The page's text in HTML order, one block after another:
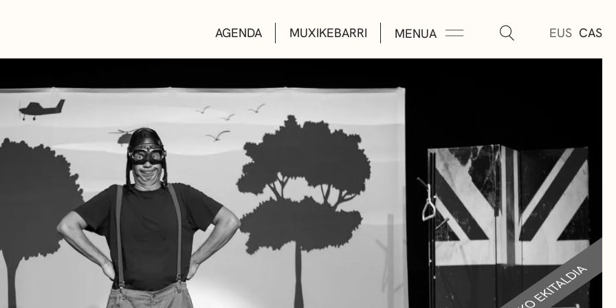
AGENDA MUXIKEBARRI MENUA EUS CAS
KULTUR ETXEAK
LIBURUTEGIAK
MUSIKA ESKOLA